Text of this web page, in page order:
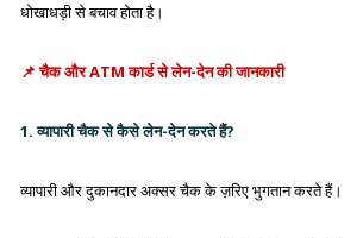
धोखाधड़ी से बचाव होता है।
📌चैक और ATM कार्ड से लेन-देन की जानकारी
1. व्यापारी चैक से कैसे लेन-देन करते हैं?
व्यापारी और दुकानदार अक्सरचैक के ज़रिए भुगतानकरते हैं।